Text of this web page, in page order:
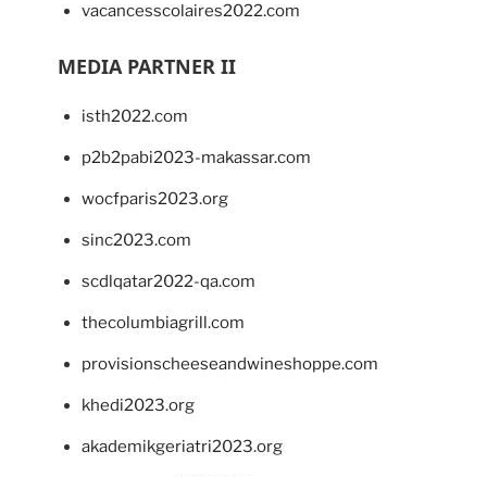
vacancesscolaires2022.com
MEDIA PARTNER II
isth2022.com
p2b2pabi2023-makassar.com
wocfparis2023.org
sinc2023.com
scdlqatar2022-qa.com
thecolumbiagrill.com
provisionscheeseandwineshoppe.com
khedi2023.org
akademikgeriatri2023.org